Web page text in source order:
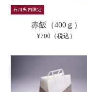
赤飯（400ｇ）
¥700（税込）